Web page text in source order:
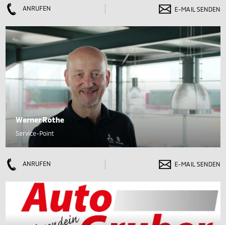
ANRUFEN E-MAIL SENDEN
Werner Rothe
Service-Point
ANRUFEN E-MAIL SENDEN